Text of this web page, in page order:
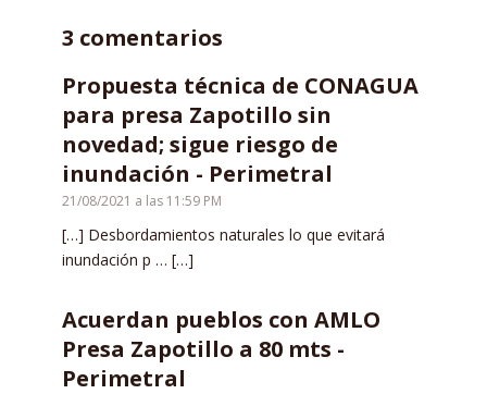
3 comentarios
Propuesta técnica de CONAGUA
para presa Zapotillo sin
novedad; sigue riesgo de
inundación - Perimetral
21/08/2021 a las 11:59 PM
[…] Desbordamientos naturales lo que evitará
inundación p … […]
Acuerdan pueblos con AMLO
Presa Zapotillo a 80 mts -
Perimetral